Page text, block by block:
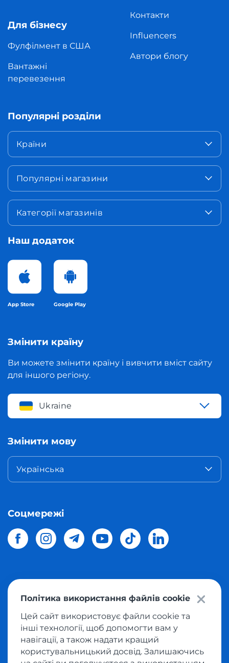
Для бізнесу
Фулфілмент в США
Вантажні
перевезення
Контакти
Influencers
Автори блогу
Популярні розділи
Країни
Популярні магазини
Категорії магазинів
Наш додаток
App Store Google Play
Змінити країну
Ви можете змінити країну і вивчити вміст сайту
для іншого регіону.
Ukraine
Змінити мову
Українська
Соцмережі
магазинів світу в Україну.Всі права захищені
Політика конфіденційності
Публічна оферта
Умови користування сервісом викупу товарів
Політика використання файлів cookie
Цей сайт використовує файли cookie та
інші технології, щоб допомогти вам у
навігації, а також надати кращий
користувальницький досвід. Залишаючись